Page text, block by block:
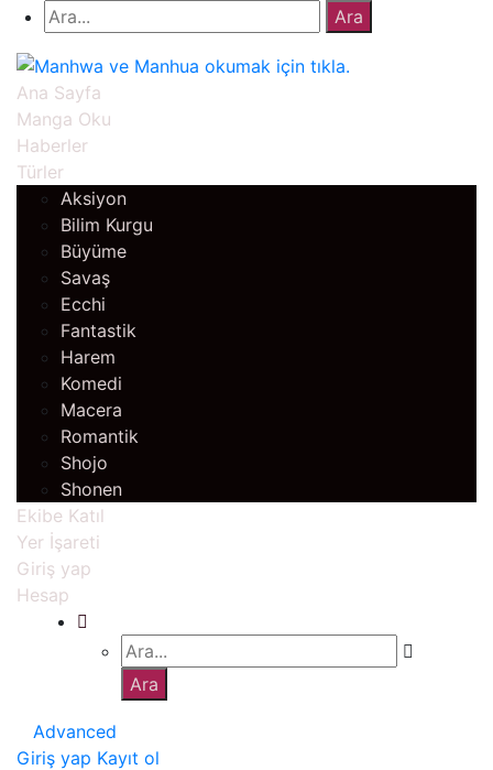
Ana Sayfa
Manga Oku
Haberler
Türler
Aksiyon
Bilim Kurgu
Büyüme
Savaş
Ecchi
Fantastik
Harem
Komedi
Macera
Romantik
Shojo
Shonen
Ekibe Katıl
Yer İşareti
Giriş yap
Hesap
Advanced
Giriş yap Kayıt ol